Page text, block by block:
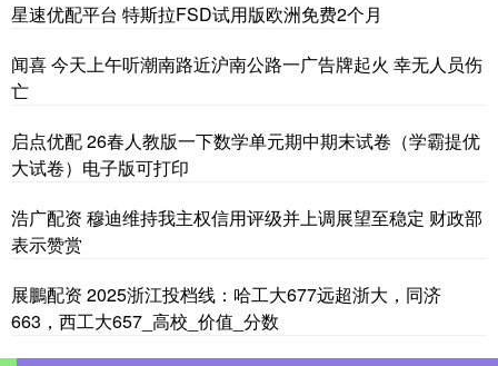
星速优配平台 特斯拉FSD试用版欧洲免费2个月
闻喜 今天上午听潮南路近沪南公路一广告牌起火 幸无人员伤
亡
启点优配 26春人教版一下数学单元期中期末试卷（学霸提优
大试卷）电子版可打印
浩广配资 穆迪维持我主权信用评级并上调展望至稳定 财政部
表示赞赏
展鵬配资 2025浙江投档线：哈工大677远超浙大，同济
663，西工大657_高校_价值_分数